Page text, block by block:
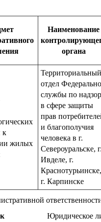
Наименование
органа
к
жилых
Территориальный
отдел
службы по
в сфере защиты
прав
и благополучия
человека в г.
Североуральске,
Ивделе, г.
Краснотурьинске,
г. Карпинске
Юридическое